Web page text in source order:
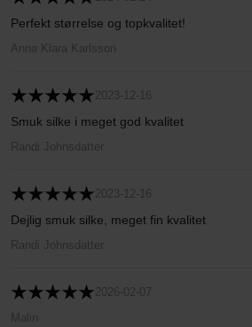
Perfekt størrelse og topkvalitet!
Anna Klara Karlsson
2023-12-16
Smuk silke i meget god kvalitet
Randi Johnsdatter
2023-12-16
Dejlig smuk silke, meget fin kvalitet
Randi Johnsdatter
2026-02-07
Malin